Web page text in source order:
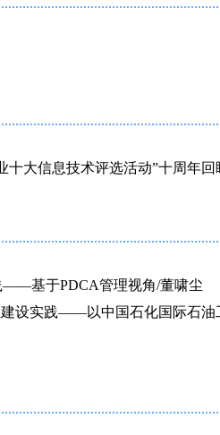
大信息技术评选活动”十周年回
——基于PDCA管理视角/董啸尘
设实践——以中国石化国际石油